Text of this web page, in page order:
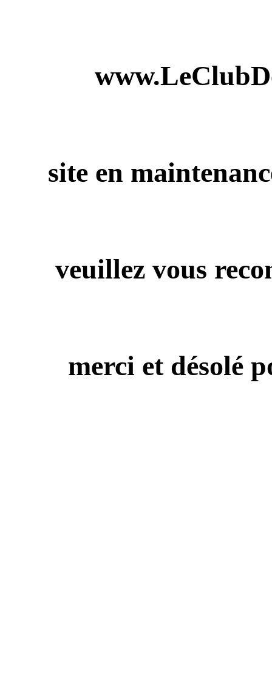
site en
veuillez vous
merci et désolé